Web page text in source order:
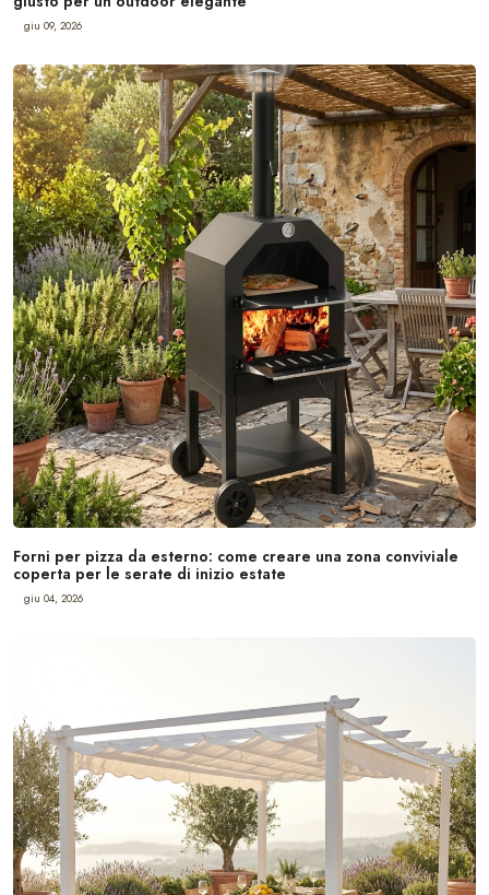
giu 09, 2026
Forni per pizza da esterno: come creare una zona conviviale
coperta per le serate di inizio estate
giu 04, 2026